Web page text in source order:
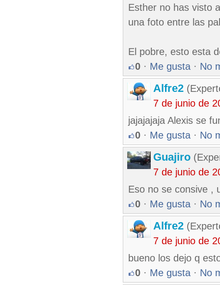
Esther no has visto
una foto entre las
El pobre, esto esta
0 · Me gusta · No
Alfre2
7 de junio de
jajajajaja Alexis se
0 · Me gusta · No
Guajiro
7 de junio de
Eso no se consive ,
0 · Me gusta · No
Alfre2
7 de junio de
bueno los dejo q
0 · Me gusta · No